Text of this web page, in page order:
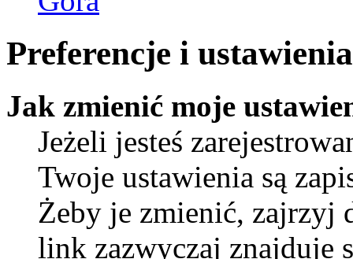
Preferencje i
Jak zmienić moje
Jeżeli jesteś
Twoje ustawienia są
Żeby je zmienić, zajrzyj
link zazwyczaj znajduje